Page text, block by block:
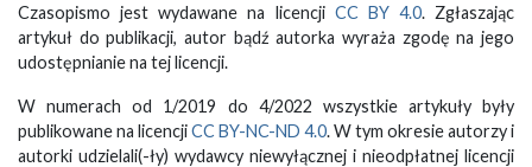
Czasopismo jest wydawane na licencji CC BY 4.0. Zgłaszając
artykuł do publikacji, autor bądź autorka wyraża zgodę na jego
udostępnianie na tej licencji.
W numerach od 1/2019 do 4/2022 wszystkie artykuły były
publikowane na licencjiCC BY-NC-ND 4.0. W tym okresie autorzy i
autorki udzielali(-ły) wydawcy niewyłącznej i nieodpłatnej licencji